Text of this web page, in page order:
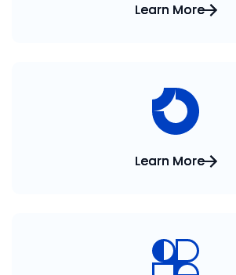
Learn More
Learn More
Learn More
Learn More